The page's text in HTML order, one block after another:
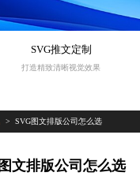
SVG推文定制
打造精致清晰视觉效果
> SVG图文排版公司怎么选
文排版公司怎么选